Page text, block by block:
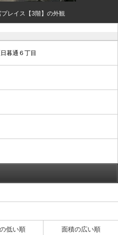
レイス【3階】の外観
暮通６丁目
低い順 面積の広い順